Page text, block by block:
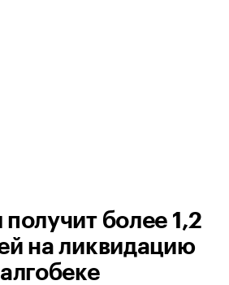
более 1,2
на ликвидацию